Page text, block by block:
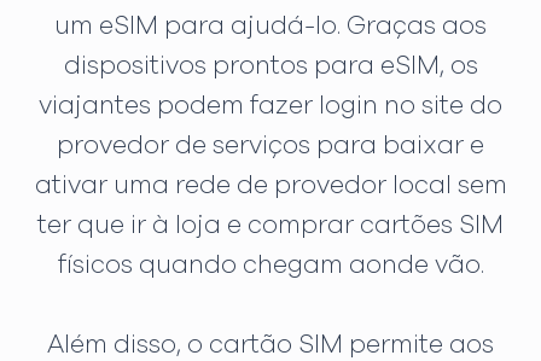
um eSIM para ajudá-lo. Graças aos
dispositivos prontos para eSIM, os
viajantes podem fazer login no site do
provedor de serviços para baixar e
ativar uma rede de provedor local sem
ter que ir à loja e comprar cartões SIM
físicos quando chegam aonde vão.
Além disso, o cartão SIM permite aos